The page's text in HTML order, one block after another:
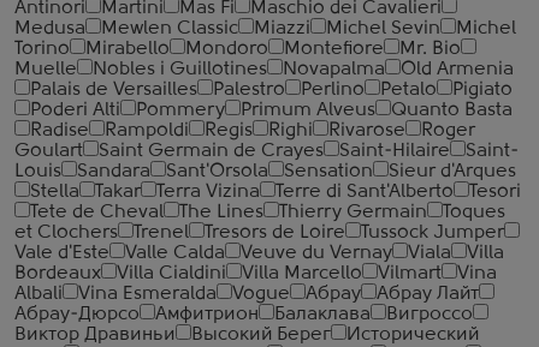
Antinori
Martini Mas Fi
Maschio dei Cavalieri
Medusa
Mewlen Classic Miazzi Michel Sevin
Michel
Torino
Mirabello Mondoro Montefiore
Mr. Bio
Muelle
Nobles i Guillotines Novapalma
Old Armenia
Palais de Versailles
Palestro Perlino Petalo
Pigiato
Poderi Alti
Pommery Primum Alveus
Quanto Basta
Radise
Rampoldi Regis Righi Rivarose
Roger
Goulart
Saint Germain de Crayes Saint-Hilaire
Saint-
Louis
Sandara Sant'Orsola Sensation
Sieur d'Arques
Stella
Takar Terra Vizina Terre di Sant'Alberto
Tesori
Tete de Cheval
The Lines Thierry Germain
Toques
et Clochers
Trenel Tresors de Loire
Tussock Jumper
Vale d'Este
Valle Calda Veuve du Vernay Viala
Villa
Bordeaux
Villa Cialdini Villa Marcello Vilmart
Vina
Albali
Vina Esmeralda Vogue Абрау
Абрау Лайт
Абрау-Дюрсо
Амфитрион Балаклава
Вигроссо
Виктор Дравиньи
Высокий Берег
Исторический